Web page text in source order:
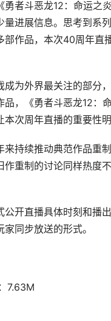
勇者斗恶龙12：命运
进展信息。思考到系
部作品，本次40周年
为外界最关注的部分
品，《勇者斗恶龙12：
次周年直播的重要性明
来持续推动典范作品重
作重制的讨论同样热度
公开直播具体时刻和播
同步放送的形式。
7.63M